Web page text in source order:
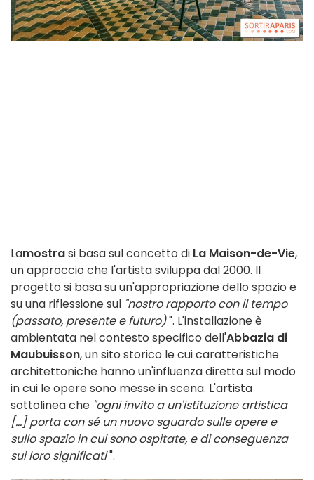
Lamostrasi basa sul concetto di La Maison-de-Vie,
un approccio che l'artista sviluppa dal 2000. Il
progetto si basa su un'appropriazione dello spazio e
su una riflessione sul "nostro rapporto con il tempo
(passato, presente e futuro)". L'installazione è
ambientata nel contesto specifico dell'Abbazia di
Maubuisson, un sito storico le cui caratteristiche
architettoniche hanno un'influenza diretta sul modo
in cui le opere sono messe in scena. L'artista
sottolinea che "ogni invito a un'istituzione artistica
[...] porta con sé un nuovo sguardo sulle opere e
sullo spazio in cui sono ospitate, e di conseguenza
sui loro significati".